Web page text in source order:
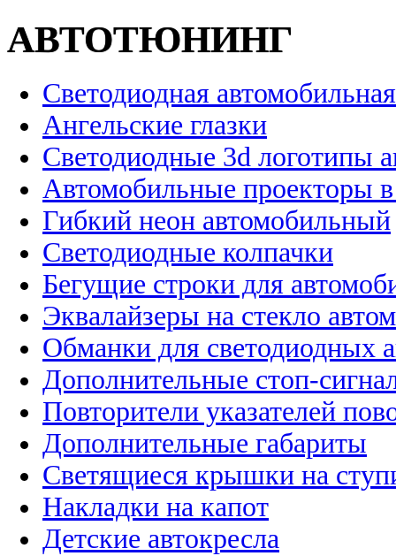
АВТОТЮНИНГ
Светодиодная
Ангельские глазки
Светодиодные 3d логотипы
Автомобильные проекторы
Гибкий неон автомобильный
Светодиодные колпачки
Бегущие строки для
Эквалайзеры на стекло
Обманки для светодиодных
Дополнительные стоп-
Повторители указателей
Дополнительные габариты
Светящиеся крышки на
Накладки на капот
Детские автокресла